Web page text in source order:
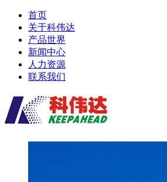
首页
关于科伟达
产品世界
新闻中心
人力资源
联系我们